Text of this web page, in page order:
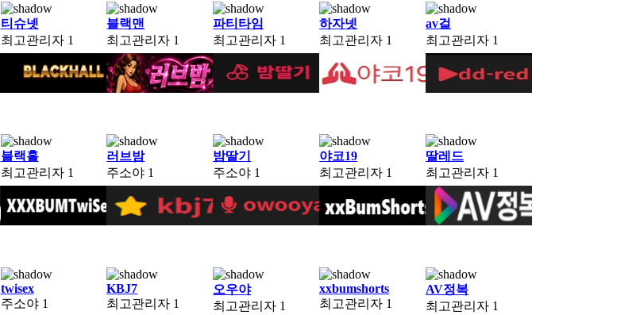
티슈넷
최고관리자 1
블랙맨
최고관리자 1
파티타임
최고관리자 1
하자넷
최고관리자 1
av걸
최고관리자 1
블랙홀
최고관리자 1
러브밤
주소야 1
밤딸기
주소야 1
야코19
최고관리자 1
딸레드
최고관리자 1
twisex
주소야 1
KBJ7
최고관리자 1
오우야
최고관리자 1
xxbumshorts
최고관리자 1
AV정복
최고관리자 1